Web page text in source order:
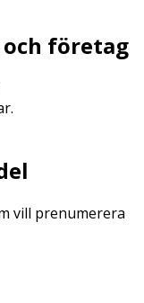
företag
vill prenumerera